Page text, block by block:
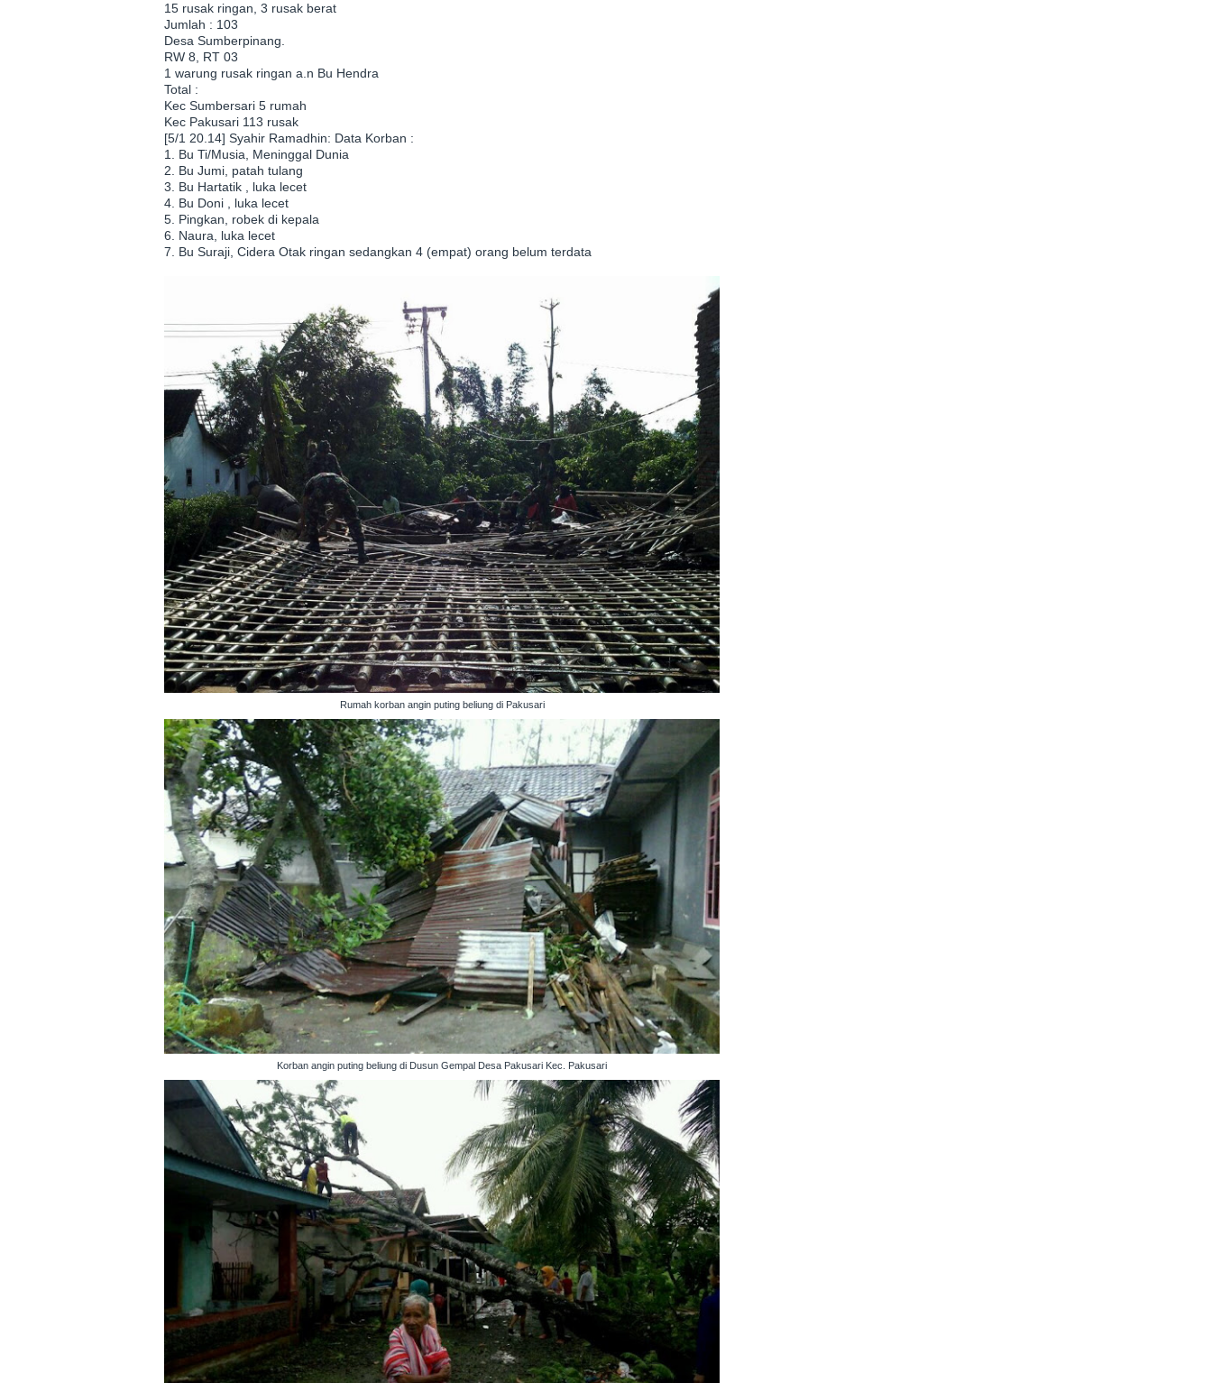
15 rusak ringan, 3 rusak berat
Jumlah : 103
Desa Sumberpinang.
RW 8, RT 03
1 warung rusak ringan a.n Bu Hendra
Total :
Kec Sumbersari 5 rumah
Kec Pakusari 113 rusak
[5/1 20.14] Syahir Ramadhin: Data Korban :
1. Bu Ti/Musia, Meninggal Dunia
2. Bu Jumi, patah tulang
3. Bu Hartatik , luka lecet
4. Bu Doni , luka lecet
5. Pingkan, robek di kepala
6. Naura, luka lecet
7. Bu Suraji, Cidera Otak ringan sedangkan 4 (empat) orang belum terdata
Rumah korban angin puting beliung di Pakusari
Korban angin puting beliung di Dusun Gempal Desa Pakusari Kec. Pakusari